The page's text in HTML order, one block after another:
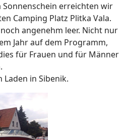
Sonnenschein erreichten wir
Camping Platz Plitka Vala.
angenehm leer. Nicht nur
Jahr auf dem Programm,
für Frauen und für Männer
in Sibenik.